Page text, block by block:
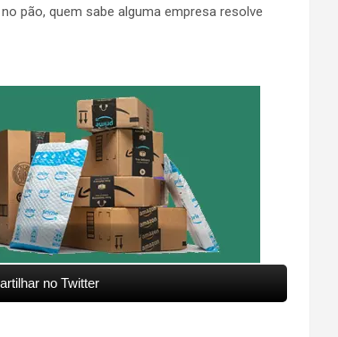
pão, quem sabe alguma empresa resolve
no Twitter